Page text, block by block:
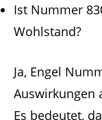
Ist Nummer
Wohlstand?
Ja, Engel
Auswirkungen
Es bedeutet,